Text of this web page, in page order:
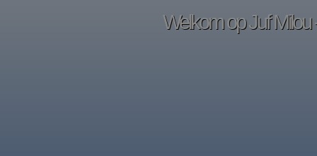
Welkom op Juf Milou